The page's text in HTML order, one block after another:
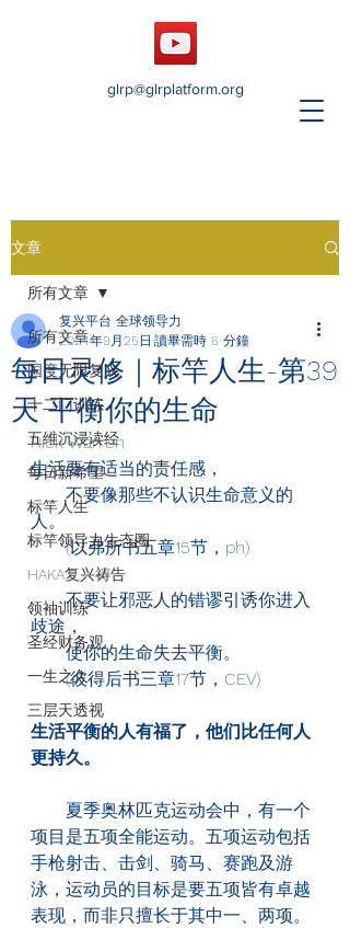
glrp@glrplatform.org
文章
所有文章
国度无限复兴
十二门训练
五维沉浸读经
每日新希望
标竿人生
标竿领导力生态圈
HAKA复兴祷告
领袖训练
圣经财务观
一生之久
三层天透视
所有文章
每日灵修｜标竿人生-第39
天 平衡你的生命
复兴平台 全球领导力
2024年9月25日 讀畢需時 6 分鐘
Rick Warren
生活要有适当的责任感，
不要像那些不认识生命意义的
人。
(以弗所书五章15节，ph)
不要让邪恶人的错谬引诱你进入
歧途，
使你的生命失去平衡。
(彼得后书三章17节，CEV)
生活平衡的人有福了，他们比任何人
更持久。
夏季奥林匹克运动会中，有一个
项目是五项全能运动。五项运动包括
手枪射击、击剑、骑马、赛跑及游
泳，运动员的目标是要五项皆有卓越
表现，而非只擅长于其中一、两项。